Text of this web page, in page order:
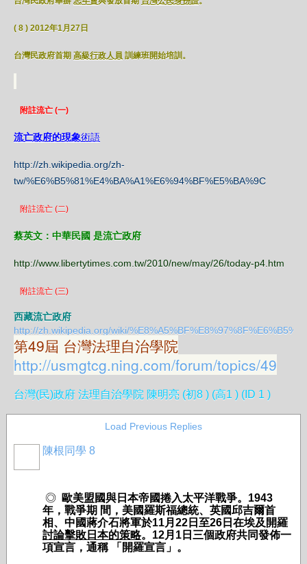
( 8 ) 2012年1月27日
台灣民政府首期 高級行政人員 訓練班開始培訓。
附註流亡 (一)
流亡政府的現象術語
http://zh.wikipedia.org/zh-
tw/%E6%B5%81%E4%BA%A1%E6%94%BF%E5%BA%9C
附註流亡 (二)
蔡英文：中華民國 是流亡政府
http://www.libertytimes.com.tw/2010/new/may/26/today-p4.htm
附註流亡 (三)
西藏流亡政府
http://zh.wikipedia.org/wiki/
第49屆 台灣法理自治學院
http://usmgtcg.ning.com/forum/topics/49
台灣(民)政府 法理自治學院 陳明亮 (初8 ) (高1 ) (ID 1 )
Load Previous Replies
陳根同學 8
◎ 歐美盟國與日本帝國捲入太平洋戰爭。 1943
年，戰爭期 間，美國羅斯福總統、英國邱吉爾首
相、中國蔣介石將軍於11月 22 日 至26 日在埃及開羅
討論擊敗日本的策略。 12月 1 日 三個政府共同發佈一
項宣言，通稱
「開羅宣言」。